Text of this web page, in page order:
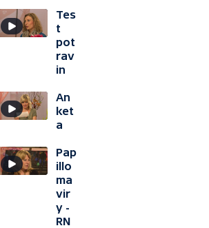
Tes
t
pot
rav
in
An
ket
a
Pap
illo
ma
vir
y -
RN